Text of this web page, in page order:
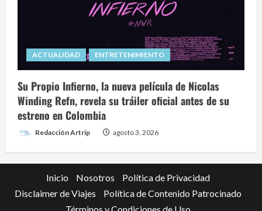
ACTUALIDAD ENTRETENIMIENTO
Su Propio Infierno, la nueva película de Nicolas
Winding Refn, revela su tráiler oficial antes de su
estreno en Colombia
Redacción Artrip agosto 3, 2026
Inicio Nosotros
Política de Privacidad
Disclaimer de Viajes
Política de Contenido Patrocinado